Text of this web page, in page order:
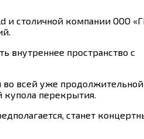
и столичной компании ООО
внутреннее пространство c
во всей уже
перекрытия.
станет